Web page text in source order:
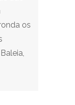
os